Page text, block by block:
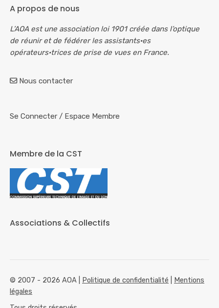
A propos de nous
L’AOA est une association loi 1901 créée dans l’optique
de réunir et de fédérer les assistants·es
opérateurs·trices de prise de vues en France.
Nous contacter
Se Connecter / Espace Membre
Membre de la CST
Associations & Collectifs
© 2007 - 2026 AOA | Politique de confidentialité
Mentions
légales